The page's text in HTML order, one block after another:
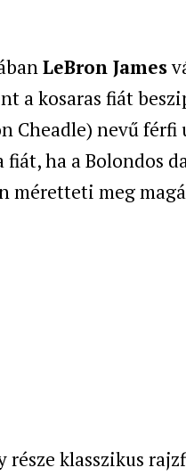
LeBron James
a kosaras fiát
Cheadle) nevű férfi
fiát, ha a Bolondos
méretteti meg
része klasszikus